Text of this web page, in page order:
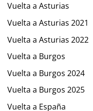
Vuelta a Asturias
Vuelta a Asturias 2021
Vuelta a Asturias 2022
Vuelta a Burgos
Vuelta a Burgos 2024
Vuelta a Burgos 2025
Vuelta a España